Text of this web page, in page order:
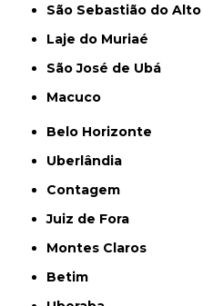
São Sebastião do Alto
Laje do Muriaé
São José de Ubá
Macuco
Belo Horizonte
Uberlândia
Contagem
Juiz de Fora
Montes Claros
Betim